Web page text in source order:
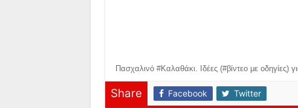
Πασχαλινό #Καλαθάκι. Ιδέες (#βίντεο με οδηγίες)
Share Facebook Twitter